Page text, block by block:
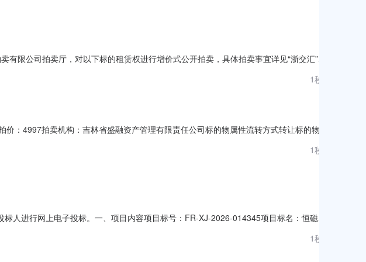
限公司拍卖厅，对以下标的租赁权进行增价式公开拍卖，具体拍卖事宜详见“浙交汇”网
依法设立并有效存续的企业法人、非法人组织或具有完全民事行为能力的自然人。(以
1秒前
：4997拍卖机构：吉林省盛融资产管理有限责任公司标的物属性流转方式转让标的物描
换货。三、挂牌价格：4997元，保证金：500元，加价幅度：100元或整倍数。软件1秒前
人进行网上电子投标。一、项目内容项目标号：FR-XJ-2026-014345项目标名：恒磁电
常组成部分。3、因供应商原因造成项目调整授标、作废、重新投标的，将对责任供应商
1秒前